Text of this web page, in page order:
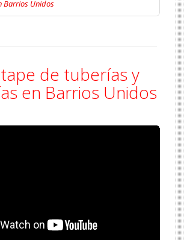
Barrios Unidos
de tuberías y
en Barrios Unidos